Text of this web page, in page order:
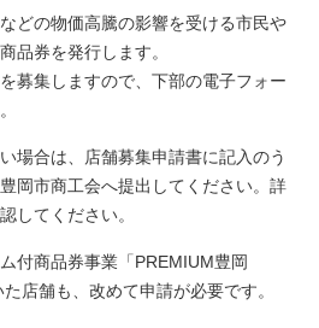
どの物価高騰の影響を受ける市民や
品券を発行します。
募集しますので、下部の電子フォー
場合は、店舗募集申請書に記入のう
岡市商工会へ提出してください。詳
してください。
付商品券事業「PREMIUM豊岡
店舗も、改めて申請が必要です。